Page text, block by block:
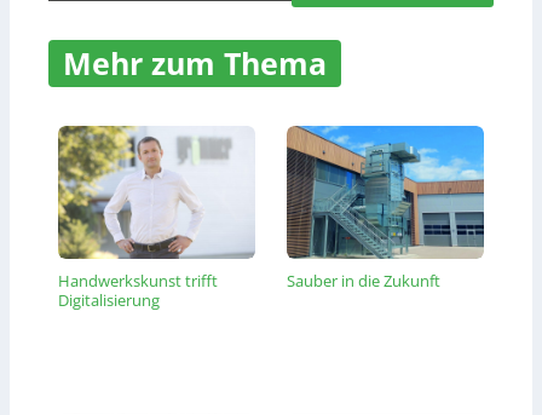
Mehr zum Thema
Handwerkskunst trifft
Digitalisierung
Sauber in die Zukunft